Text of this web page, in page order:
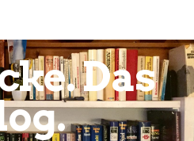
Das